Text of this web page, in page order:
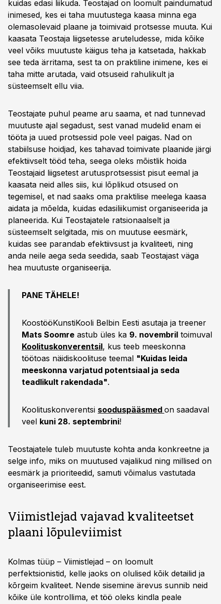
kuidas edasi liikuda. Teostajad on loomult paindumatud
inimesed, kes ei taha muutustega kaasa minna ega
olemasolevaid plaane ja toimivaid protsesse muuta. Kui
kaasata Teostaja liigsetesse aruteludesse, mida kõike
veel võiks muutuste käigus teha ja katsetada, hakkab
see teda ärritama, sest ta on praktiline inimene, kes ei
taha mitte arutada, vaid otsuseid rahulikult ja
süsteemselt ellu viia.
Teostajate puhul peame aru saama, et nad tunnevad
muutuste ajal segadust, sest vanad mudelid enam ei
tööta ja uued protsessid pole veel paigas. Nad on
stabiilsuse hoidjad, kes tahavad toimivate plaanide järgi
efektiivselt tööd teha, seega oleks mõistlik hoida
Teostajaid liigsetest arutusprotsessist pisut eemal ja
kaasata neid alles siis, kui lõplikud otsused on
tegemisel, et nad saaks oma praktilise meelega kaasa
aidata ja mõelda, kuidas edasiliikumist organiseerida ja
planeerida. Kui Teostajatele ratsionaalselt ja
süsteemselt selgitada, mis on muutuse eesmärk,
kuidas see parandab efektiivsust ja kvaliteeti, ning
anda neile aega seda seedida, saab Teostajast väga
hea muutuste organiseerija.
PANE TÄHELE!
KoostööKunstiKooli Belbin Eesti asutaja ja treener
Mats Soomre astub üles ka 9. novembril toimuval
Koolituskonverentsil, kus teeb meeskonna
töötoas näidiskoolituse teemal "Kuidas leida
meeskonna varjatud potentsiaal ja seda
teadlikult rakendada".
Koolituskonverentsi sooduspääsmed on saadaval
veel kuni 28. septembrini!
Teostajatele tuleb muutuste kohta anda konkreetne ja
selge info, miks on muutused vajalikud ning millised on
eesmärk ja prioriteedid, samuti võimalus vastutada
organiseerimise eest.
Viimistlejad vajavad kvaliteetset
plaani lõpuleviimist
Kolmas tüüp – Viimistlejad – on loomult
perfektsionistid, kelle jaoks on olulised kõik detailid ja
kõrgeim kvaliteet. Nende sisemine ärevus sunnib neid
kõike üle kontrollima, et töö oleks kindla peale